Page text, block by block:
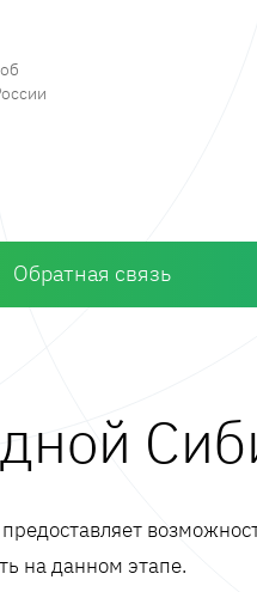
Обратная связь
на данном этапе.